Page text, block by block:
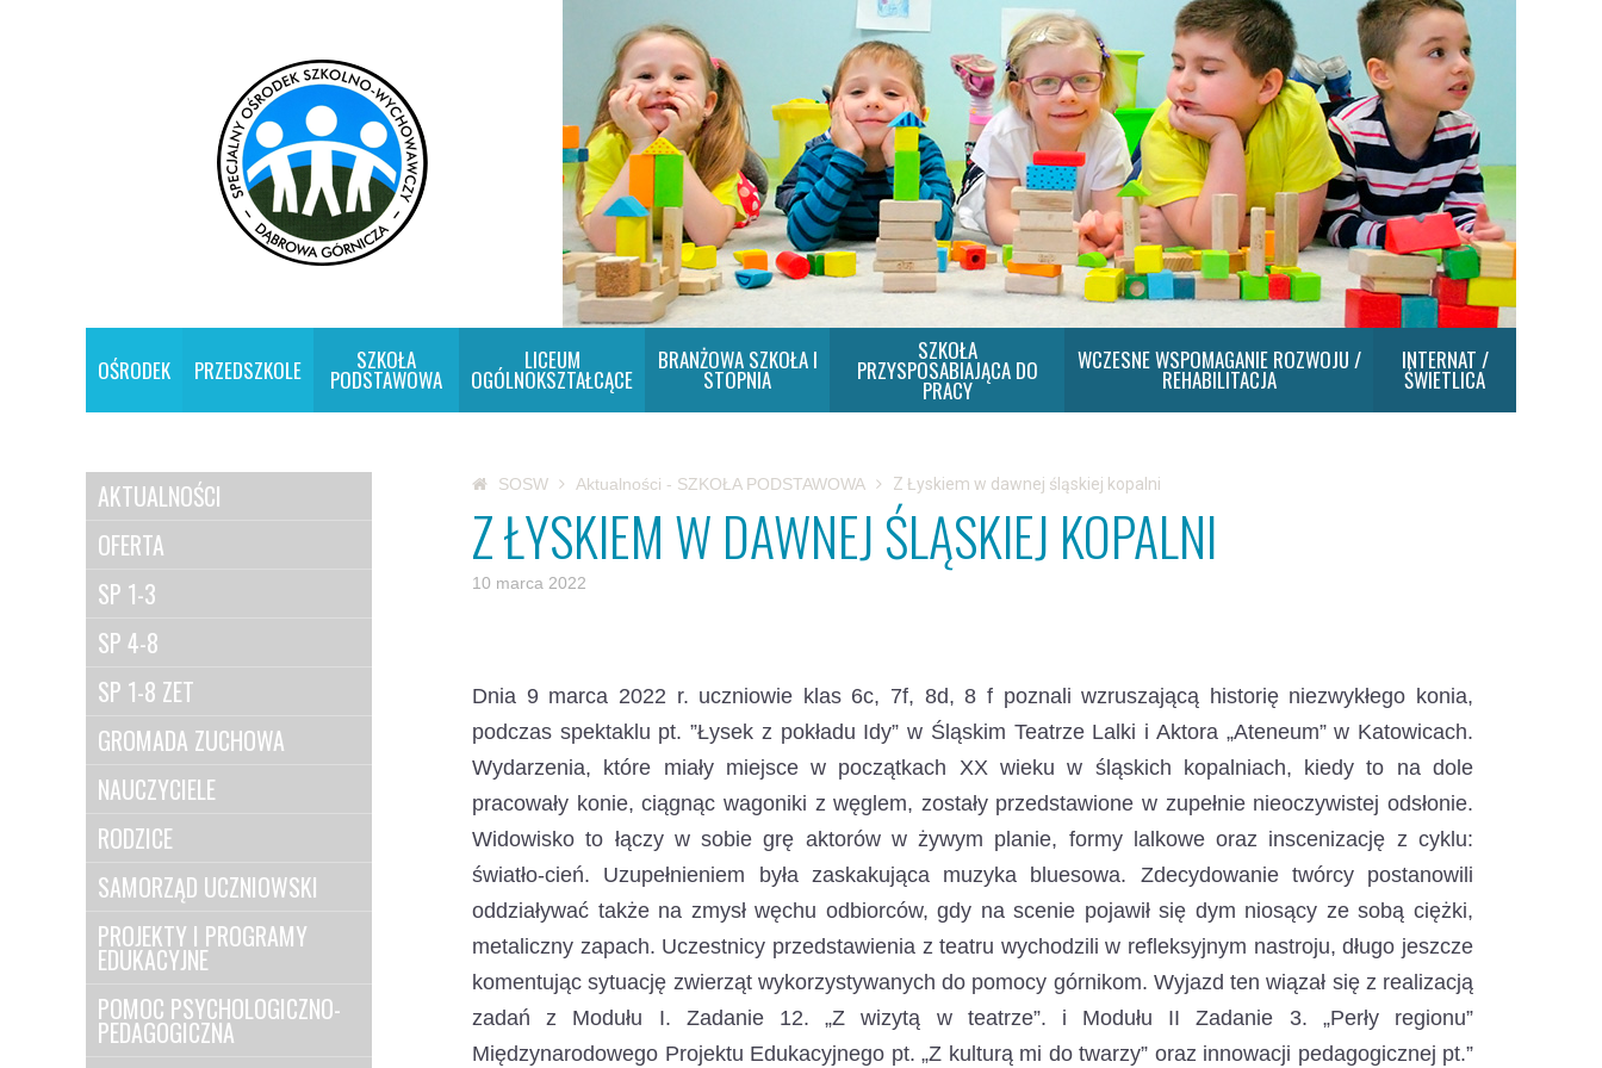
OŚRODEK PRZEDSZKOLE SZKOŁA
PODSTAWOWA
LICEUM
OGÓLNOKSZTAŁCĄCE
BRANŻOWA SZKOŁA I
STOPNIA
SZKOŁA
PRZYSPOSABIAJĄCA DO
PRACY
WCZESNE WSPOMAGANIE ROZWOJU /
REHABILITACJA
INTERNAT /
ŚWIETLICA
AKTUALNOŚCI
OFERTA
SP 1-3
SP 4-8
SP 1-8 ZET
GROMADA ZUCHOWA
NAUCZYCIELE
RODZICE
SAMORZĄD UCZNIOWSKI
PROJEKTY I PROGRAMY
EDUKACYJNE
POMOC PSYCHOLOGICZNO-
PEDAGOGICZNA
SOSW Aktualności - SZKOŁA PODSTAWOWA Z Łyskiem w dawnej śląskiej kopalni
Z ŁYSKIEM W DAWNEJ ŚLĄSKIEJ KOPALNI
10 marca 2022
Dnia 9 marca 2022 r. uczniowie klas 6c, 7f, 8d, 8 f poznali wzruszającą historię niezwykłego konia,
podczas spektaklu pt. ”Łysek z pokładu Idy”w Śląskim Teatrze Lalki i Aktora „Ateneum” w Katowicach.
Wydarzenia, które miały miejsce w początkach XX wieku w śląskich kopalniach, kiedy to na dole
pracowały konie, ciągnąc wagoniki z węglem, zostały przedstawione w zupełnie nieoczywistej odsłonie.
Widowisko to łączy w sobie grę aktorów w żywym planie, formy lalkowe oraz inscenizację z cyklu:
światło-cień. Uzupełnieniem była zaskakująca muzyka bluesowa. Zdecydowanie twórcy postanowili
oddziaływać także na zmysł węchu odbiorców, gdy na scenie pojawił się dym niosący ze sobą ciężki,
metaliczny zapach. Uczestnicy przedstawienia z teatru wychodzili w refleksyjnym nastroju, długo jeszcze
komentując sytuację zwierząt wykorzystywanych do pomocy górnikom. Wyjazd ten wiązał się z realizacją
zadań z Modułu I. Zadanie 12. „Z wizytą w teatrze”. i Modułu II Zadanie 3. „Perły regionu”
Międzynarodowego Projektu Edukacyjnego pt. „Z kulturą mi do twarzy” oraz innowacji pedagogicznej pt.”